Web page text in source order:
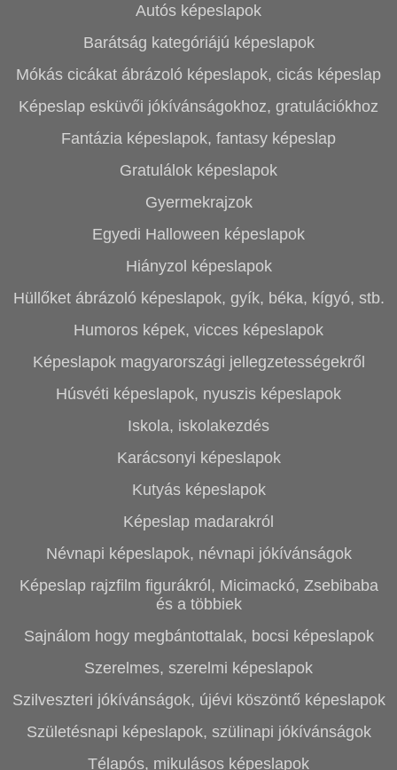
Autós képeslapok
Barátság kategóriájú képeslapok
Mókás cicákat ábrázoló képeslapok, cicás képeslap
Képeslap esküvői jókívánságokhoz, gratulációkhoz
Fantázia képeslapok, fantasy képeslap
Gratulálok képeslapok
Gyermekrajzok
Egyedi Halloween képeslapok
Hiányzol képeslapok
Hüllőket ábrázoló képeslapok, gyík, béka, kígyó, stb.
Humoros képek, vicces képeslapok
Képeslapok magyarországi jellegzetességekről
Húsvéti képeslapok, nyuszis képeslapok
Iskola, iskolakezdés
Karácsonyi képeslapok
Kutyás képeslapok
Képeslap madarakról
Névnapi képeslapok, névnapi jókívánságok
Képeslap rajzfilm figurákról, Micimackó, Zsebibaba
és a többiek
Sajnálom hogy megbántottalak, bocsi képeslapok
Szerelmes, szerelmi képeslapok
Szilveszteri jókívánságok, újévi köszöntő képeslapok
Születésnapi képeslapok, szülinapi jókívánságok
Télapós, mikulásos képeslapok